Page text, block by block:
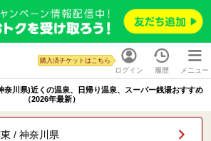
ログイン
購入済チケットはこちら
履歴 メニュー
奈川県)近くの温泉、日帰り温泉、スーパー銭湯おすすめ
（2026年最新）
/ 神奈川県